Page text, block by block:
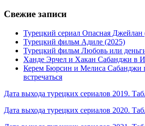
Свежие записи
Турецкий сериал Опасная Джейлан
Турецкий фильм Адиле (2025)
Турецкий фильм Любовь или
Ханде Эрчел и Хакан Сабанджи в
Керем Бюрсин и Мелиса Сабанджи
встречаться
Дата выхода турецких сериалов 2019.
Дата выхода турецких сериалов 2020.